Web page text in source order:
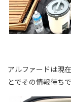
アルファードは現
とでその情報待ちで